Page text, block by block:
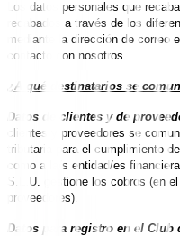
Los datos personales que
recabados a través de los
mediante la dirección de correo
contacto con nosotros.
¿A qué destinatarios se
Datos de clientes y de
clientes y proveedores se
tributaria para el cumplimiento
como a la/s entidad/es
S.L.U. gestione los cobros (en
proveedores).
Datos para registro en el Club